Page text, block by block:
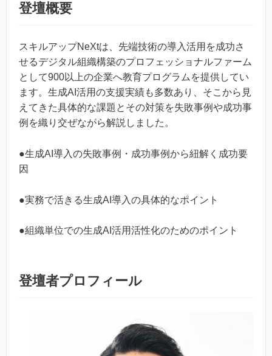
登壇概要
スキルアップNeXtは、先端技術の導入活用を成功さ
せるデジタル組織構築のプロフェッショナルファーム
として900以上の企業へ教育プログラムを提供してい
ます。生成AI活用の支援実績も多数あり、そこから見
えてきた具体的な課題とその対策を失敗事例や成功事
例を織り交ぜながら解説しました。
●生成AI導入の失敗事例・成功事例から紐解く成功要
因
●実務で活きる生成AI導入の具体的なポイント
●組織単位での生成AI活用活性化のためのポイント
登壇者プロフィール